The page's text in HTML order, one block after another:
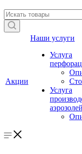
Акции
Наши услуги
Услуга
Услуга
аэрозолей